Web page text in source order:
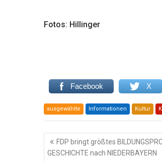
Fotos: Hillinger
Facebook X
ausgewählte Informationen Kultur
Beitragsnavigation
FDP bringt größtes
GESCHICHTE nach NIEDERBAYERN